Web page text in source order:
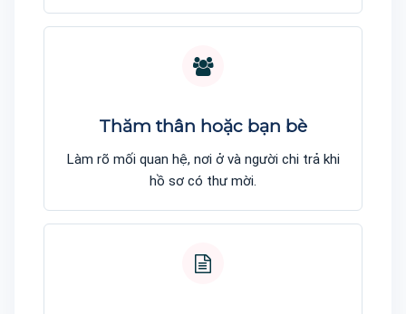
Thăm thân hoặc bạn bè
Làm rõ mối quan hệ, nơi ở và người chi trả khi
hồ sơ có thư mời.